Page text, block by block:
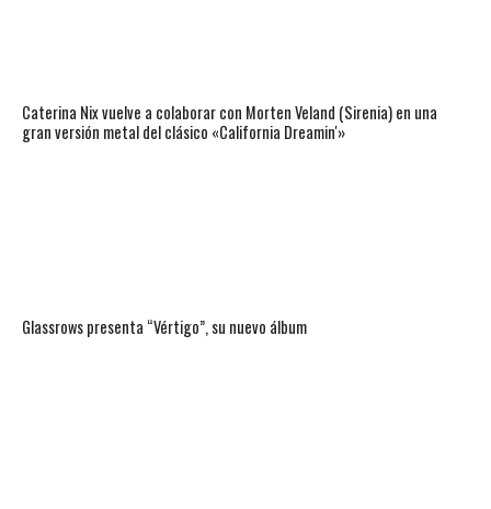
Caterina Nix vuelve a colaborar con Morten Veland (Sirenia) en una
gran versión metal del clásico «California Dreamin'»
Glassrows presenta “Vértigo”, su nuevo álbum